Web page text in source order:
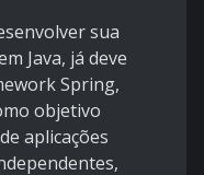
sua
Java, já deve
Spring,
objetivo
aplicações